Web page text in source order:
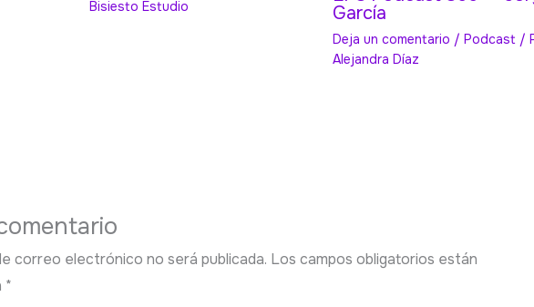
Bisiesto Estudio
García
Deja un comentario / Podcast /
Alejandra Díaz
correo electrónico no será publicada. Los campos obligatorios están
*